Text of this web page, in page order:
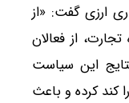
ارزی گفت: «از
تجارت، از فعالان
این سیاست
کند کرده و باعث